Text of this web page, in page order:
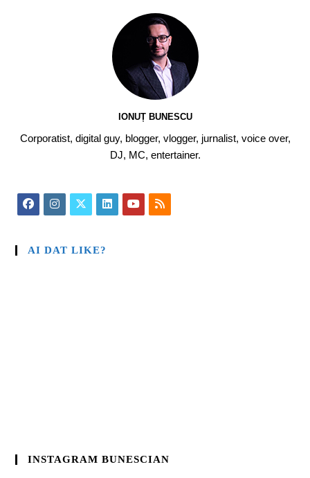
IONUȚ BUNESCU
Corporatist, digital guy, blogger, vlogger, jurnalist, voice over,
DJ, MC, entertainer.
AI DAT LIKE?
INSTAGRAM BUNESCIAN